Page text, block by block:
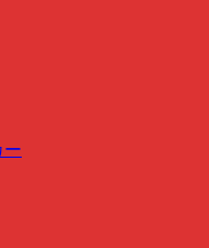
ー